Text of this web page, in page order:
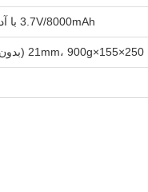
3.7V/8000mAh با آداپتور 5V/2A
250×155×21mm، 900g (بدون بسته بندی)